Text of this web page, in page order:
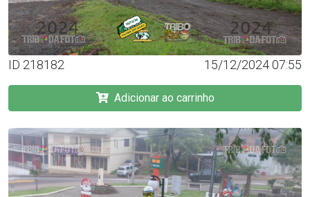
ID 218182 15/12/2024 07:55
Adicionar ao carrinho